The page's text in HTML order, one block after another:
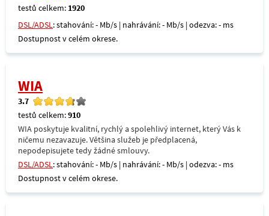
testů celkem: 1920
DSL/ADSL: stahování: - Mb/s | nahrávání: - Mb/s | odezva: - ms
Dostupnost v celém okrese.
WIA
3.7
testů celkem:910
WIA poskytuje kvalitní, rychlý a spolehlivý internet, který Vás k
ničemu nezavazuje. Většina služeb je předplacená,
nepodepisujete tedy žádné smlouvy.
DSL/ADSL: stahování: - Mb/s | nahrávání: - Mb/s | odezva: - ms
Dostupnost v celém okrese.